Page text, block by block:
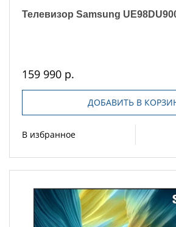
Телевизор Samsung
159 990 р.
ДОБАВИТЬ В
В избранное